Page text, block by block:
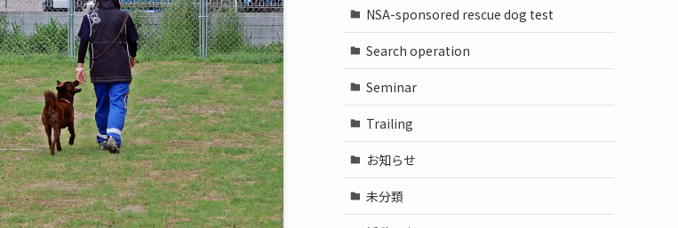
NSA-sponsored rescue dog test
Search operation
Seminar
Trailing
お知らせ
未分類